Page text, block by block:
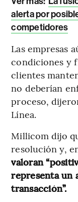
alerta por
competidores
Las empresas
condiciones y
clientes
no deberían
proceso,
Línea.
Millicom dijo
resolución y,
valoran
representa un
transacción”.